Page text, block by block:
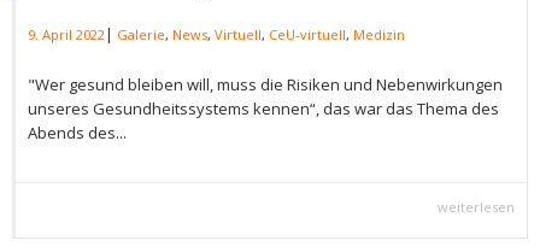
9. April 2022 | Galerie, News, Virtuell, CeU-virtuell, Medizin
"Wer gesund bleiben will, muss die Risiken und Nebenwirkungen
unseres Gesundheitssystems kennen“, das war das Thema des
Abends des...
weiterlesen